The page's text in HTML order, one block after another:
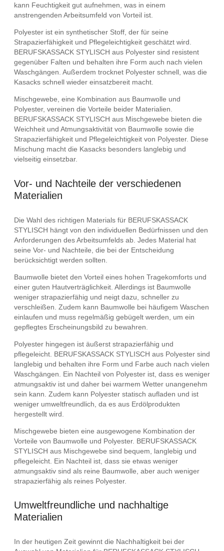
kann Feuchtigkeit gut aufnehmen, was in einem
anstrengenden Arbeitsumfeld von Vorteil ist.
Polyester ist ein synthetischer Stoff, der für seine
Strapazierfähigkeit und Pflegeleichtigkeit geschätzt wird.
BERUFSKASSACK STYLISCH aus Polyester sind resistent
gegenüber Falten und behalten ihre Form auch nach vielen
Waschgängen. Außerdem trocknet Polyester schnell, was die
Kasacks schnell wieder einsatzbereit macht.
Mischgewebe, eine Kombination aus Baumwolle und
Polyester, vereinen die Vorteile beider Materialien.
BERUFSKASSACK STYLISCH aus Mischgewebe bieten die
Weichheit und Atmungsaktivität von Baumwolle sowie die
Strapazierfähigkeit und Pflegeleichtigkeit von Polyester. Diese
Mischung macht die Kasacks besonders langlebig und
vielseitig einsetzbar.
Vor- und Nachteile der verschiedenen
Materialien
Die Wahl des richtigen Materials für BERUFSKASSACK
STYLISCH hängt von den individuellen Bedürfnissen und den
Anforderungen des Arbeitsumfelds ab. Jedes Material hat
seine Vor- und Nachteile, die bei der Entscheidung
berücksichtigt werden sollten.
Baumwolle bietet den Vorteil eines hohen Tragekomforts und
einer guten Hautverträglichkeit. Allerdings ist Baumwolle
weniger strapazierfähig und neigt dazu, schneller zu
verschleißen. Zudem kann Baumwolle bei häufigem Waschen
einlaufen und muss regelmäßig gebügelt werden, um ein
gepflegtes Erscheinungsbild zu bewahren.
Polyester hingegen ist äußerst strapazierfähig und
pflegeleicht. BERUFSKASSACK STYLISCH aus Polyester sind
langlebig und behalten ihre Form und Farbe auch nach vielen
Waschgängen. Ein Nachteil von Polyester ist, dass es weniger
atmungsaktiv ist und daher bei warmem Wetter unangenehm
sein kann. Zudem kann Polyester statisch aufladen und ist
weniger umweltfreundlich, da es aus Erdölprodukten
hergestellt wird.
Mischgewebe bieten eine ausgewogene Kombination der
Vorteile von Baumwolle und Polyester. BERUFSKASSACK
STYLISCH aus Mischgewebe sind bequem, langlebig und
pflegeleicht. Ein Nachteil ist, dass sie etwas weniger
atmungsaktiv sind als reine Baumwolle, aber auch weniger
strapazierfähig als reines Polyester.
Umweltfreundliche und nachhaltige
Materialien
In der heutigen Zeit gewinnt die Nachhaltigkeit bei der